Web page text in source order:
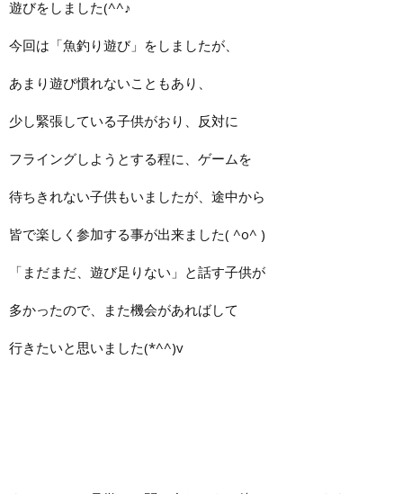
遊びをしました(^^♪
今回は「魚釣り遊び」をしましたが、
あまり遊び慣れないこともあり、
少し緊張している子供がおり、反対に
フライングしようとする程に、ゲームを
待ちきれない子供もいましたが、途中から
皆で楽しく参加する事が出来ました( ^o^ )
「まだまだ、遊び足りない」と話す子供が
多かったので、また機会があればして
行きたいと思いました(*^^)v